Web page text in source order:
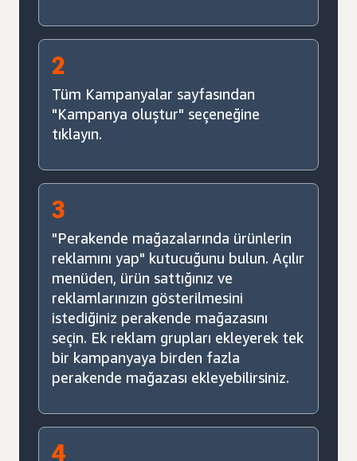
2
Tüm Kampanyalar sayfasından
"Kampanya oluştur" seçeneğine
tıklayın.
3
"Perakende mağazalarında ürünlerin
reklamını yap" kutucuğunu bulun. Açılır
menüden, ürün sattığınız ve
reklamlarınızın gösterilmesini
istediğiniz perakende mağazasını
seçin. Ek reklam grupları ekleyerek tek
bir kampanyaya birden fazla
perakende mağazası ekleyebilirsiniz.
4